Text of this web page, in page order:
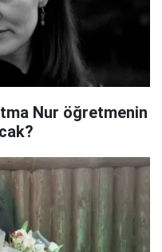
Nur öğretmenin